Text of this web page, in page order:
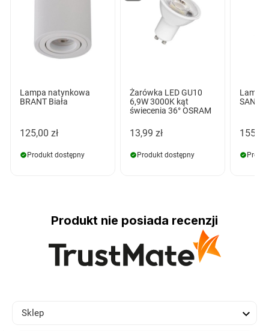
Lampa natynkowa
BRANT Biała
125,00 zł
Produkt dostępny
Żarówka LED GU10
6,9W 3000K kąt
świecenia 36° OSRAM
13,99 zł
Produkt dostępny
Lampa
155,00
Produkt nie posiada recenzji
Sklep 